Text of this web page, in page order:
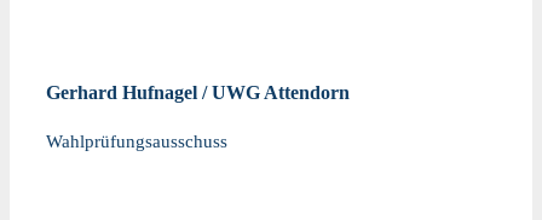
Gerhard Hufnagel / UWG Attendorn
Wahlprüfungsausschuss